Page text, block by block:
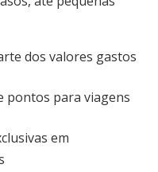
dos valores gastos
pontos para viagens
em